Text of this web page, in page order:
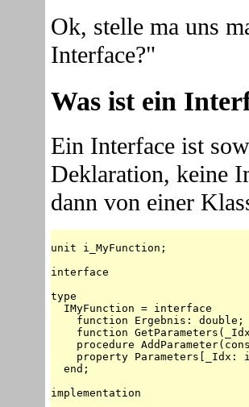
Ok, stelle ma uns
Interface?"
Was ist ein
Ein Interface ist
Deklaration, keine
dann von einer
unit i_MyFunction;
interface
type
  IMyFunction = interface
    function Ergebnis: double;
function
procedure
property Parameters[_Idx:
  end;
implementation